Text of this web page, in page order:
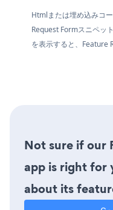
Htmlまたは埋め込みコ
Request Formスニペッ
を表示すると、Feature
Not sure if our
app is right for
about its